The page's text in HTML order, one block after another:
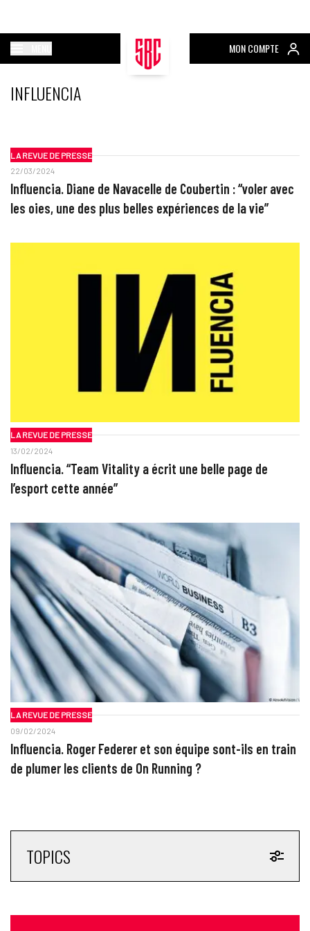
MON COMPTE
INFLUENCIA
LA REVUE DE PRESSE
22/03/2024
Influencia. Diane de Navacelle de Coubertin : “voler avec
les oies, une des plus belles expériences de la vie”
LA REVUE DE PRESSE
13/02/2024
Influencia. “Team Vitality a écrit une belle page de
l’esport cette année”
LA REVUE DE PRESSE
09/02/2024
Influencia. Roger Federer et son équipe sont-ils en train
de plumer les clients de On Running ?
TOPICS